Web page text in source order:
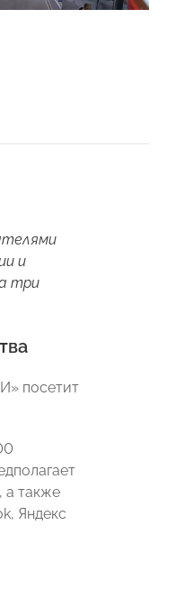
и
три
посетит
а также
Яндекс